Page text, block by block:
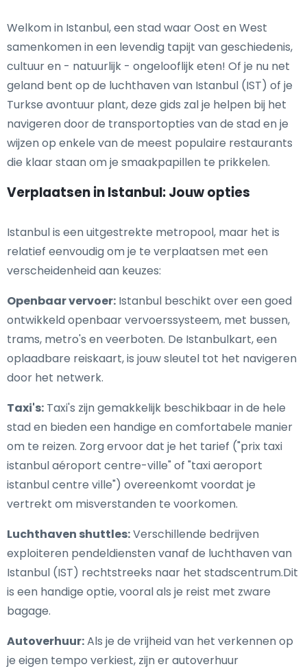
Welkom in Istanbul, een stad waar Oost en West
samenkomen in een levendig tapijt van geschiedenis,
cultuur en - natuurlijk - ongelooflijk eten! Of je nu net
geland bent op de luchthaven van Istanbul (IST) of je
Turkse avontuur plant, deze gids zal je helpen bij het
navigeren door de transportopties van de stad en je
wijzen op enkele van de meest populaire restaurants
die klaar staan om je smaakpapillen te prikkelen.
Verplaatsen in Istanbul: Jouw opties
Istanbul is een uitgestrekte metropool, maar het is
relatief eenvoudig om je te verplaatsen met een
verscheidenheid aan keuzes:
Openbaar vervoer: Istanbul beschikt over een goed
ontwikkeld openbaar vervoerssysteem, met bussen,
trams, metro's en veerboten. De Istanbulkart, een
oplaadbare reiskaart, is jouw sleutel tot het navigeren
door het netwerk.
Taxi's: Taxi's zijn gemakkelijk beschikbaar in de hele
stad en bieden een handige en comfortabele manier
om te reizen. Zorg ervoor dat je het tarief ("prix taxi
istanbul aéroport centre-ville" of "taxi aeroport
istanbul centre ville") overeenkomt voordat je
vertrekt om misverstanden te voorkomen.
Luchthaven shuttles:Verschillende bedrijven
exploiteren pendeldiensten vanaf de luchthaven van
Istanbul (IST) rechtstreeks naar het stadscentrum.Dit
is een handige optie, vooral als je reist met zware
bagage.
Autoverhuur:Als je de vrijheid van het verkennen op
je eigen tempo verkiest, zijn er autoverhuur